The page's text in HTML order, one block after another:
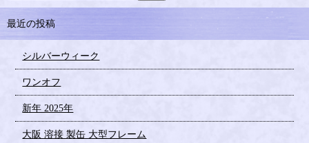
最近の投稿
シルバーウィーク
ワンオフ
新年 2025年
大阪 溶接 製缶 大型フレーム